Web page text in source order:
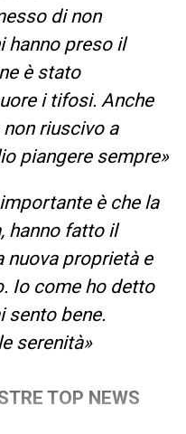
di non
hanno preso il
è stato
i tifosi. Anche
riuscivo a
piangere sempre»
è che la
hanno fatto il
nuova proprietà e
Io come ho detto
sento bene.
serenità»
TOP NEWS